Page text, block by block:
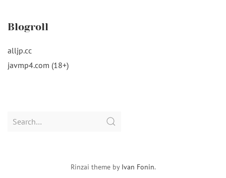
Blogroll
alljp.cc
javmp4.com (18+)
Search
Rinzai theme by Ivan Fonin.